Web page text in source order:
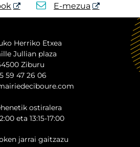
E-mezua
Herriko Etxea
Jullian plaza
Ziburu
59 47 26 06
ostiralera
eta 13:15-17:00
jarrai gaitzazu